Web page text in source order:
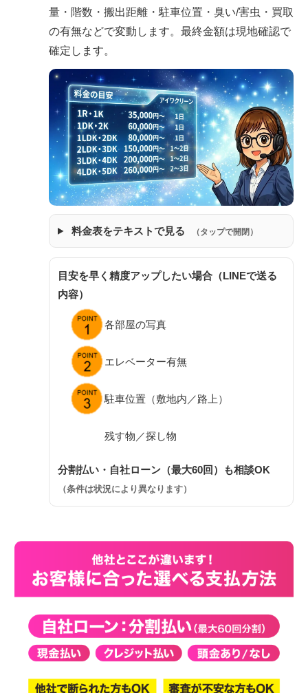
量・階数・搬出距離・駐車位置・臭い/害虫・買取
の有無などで変動します。最終金額は現地確認で
確定します。
料金表をテキストで見る （タップで開閉）
目安を早く精度アップしたい場合（LINEで送る
内容）
各部屋の写真
エレベーター有無
駐車位置（敷地内／路上）
残す物／探し物
分割払い・自社ローン（最大60回）も相談OK
（条件は状況により異なります）